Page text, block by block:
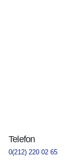
Telefon
0(212) 220 02 65